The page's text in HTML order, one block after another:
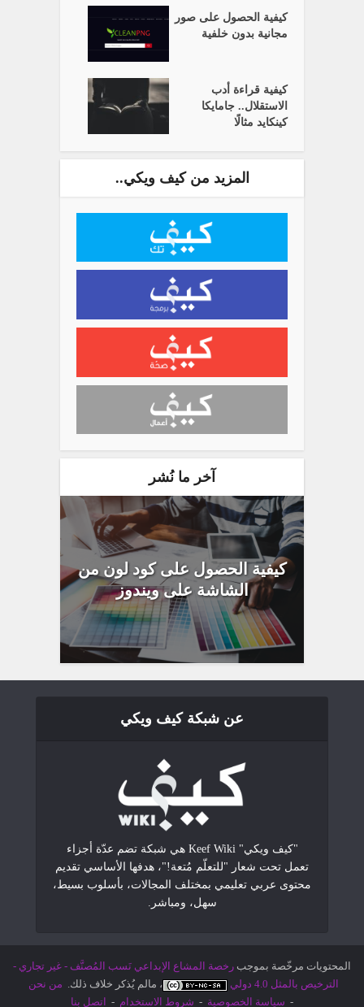
كيفية الحصول على صور
مجانية بدون خلفية
كيفية قراءة أدب
الاستقلال.. جامايكا
كينكايد مثالًا
المزيد من كيف ويكي..
آخر ما نُشر
كيفية الحصول على كود لون من
الشاشة على ويندوز
عن شبكة كيف ويكي
"كيف ويكي" Keef Wiki هي شبكة تضم عدّة أجزاء
تعمل تحت شعار "للتعلّم مُتعة!"، هدفها الأساسي تقديم
محتوى عربي تعليمي بمختلف المجالات، بأسلوب بسيط،
سهل، ومباشر.
المحتويات مرخّصة بموجب رخصة المشاع الإبداعي نَسب المُصنَّف - غير تجاري -
الترخيص بالمثل 4.0 دولي
، مالم يُذكر خلاف ذلك. من نحن
- سياسة الخصوصية - شروط الاستخدام - اتصل بنا